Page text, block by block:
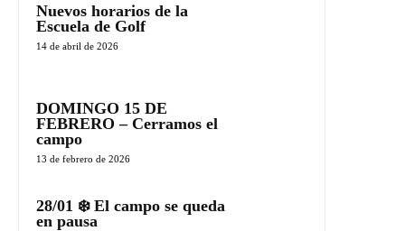
Nuevos horarios de la
Escuela de Golf
14 de abril de 2026
DOMINGO 15 DE
FEBRERO – Cerramos el
campo
13 de febrero de 2026
28/01 ❄️ El campo se queda
en pausa